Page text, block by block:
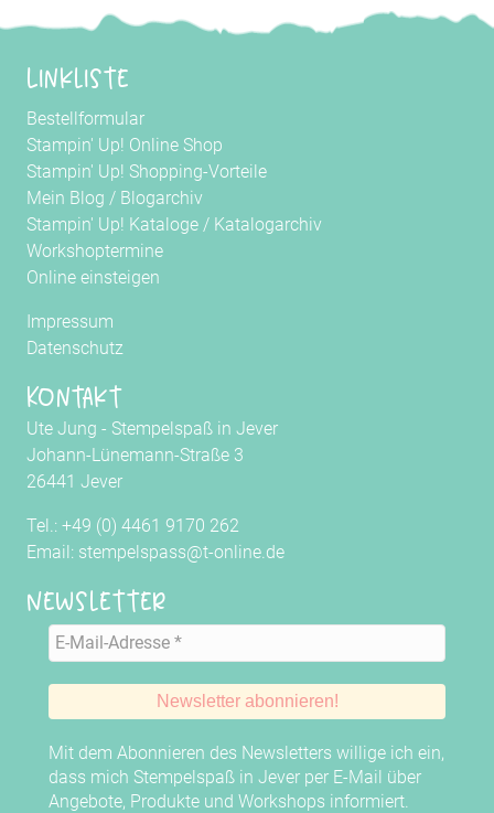
Linkliste
Bestellformular
Stampin' Up! Online Shop
Stampin' Up! Shopping-Vorteile
Mein Blog / Blogarchiv
Stampin' Up! Kataloge / Katalogarchiv
Workshoptermine
Online einsteigen
Impressum
Datenschutz
Kontakt
Ute Jung - Stempelspaß in Jever
Johann-Lünemann-Straße 3
26441 Jever
Tel.: +49 (0) 4461 9170 262
Email: stempelspass@t-online.de
Newsletter
Mit dem Abonnieren des Newsletters willige ich ein,
dass mich Stempelspaß in Jever per E-Mail über
Angebote, Produkte und Workshops informiert.